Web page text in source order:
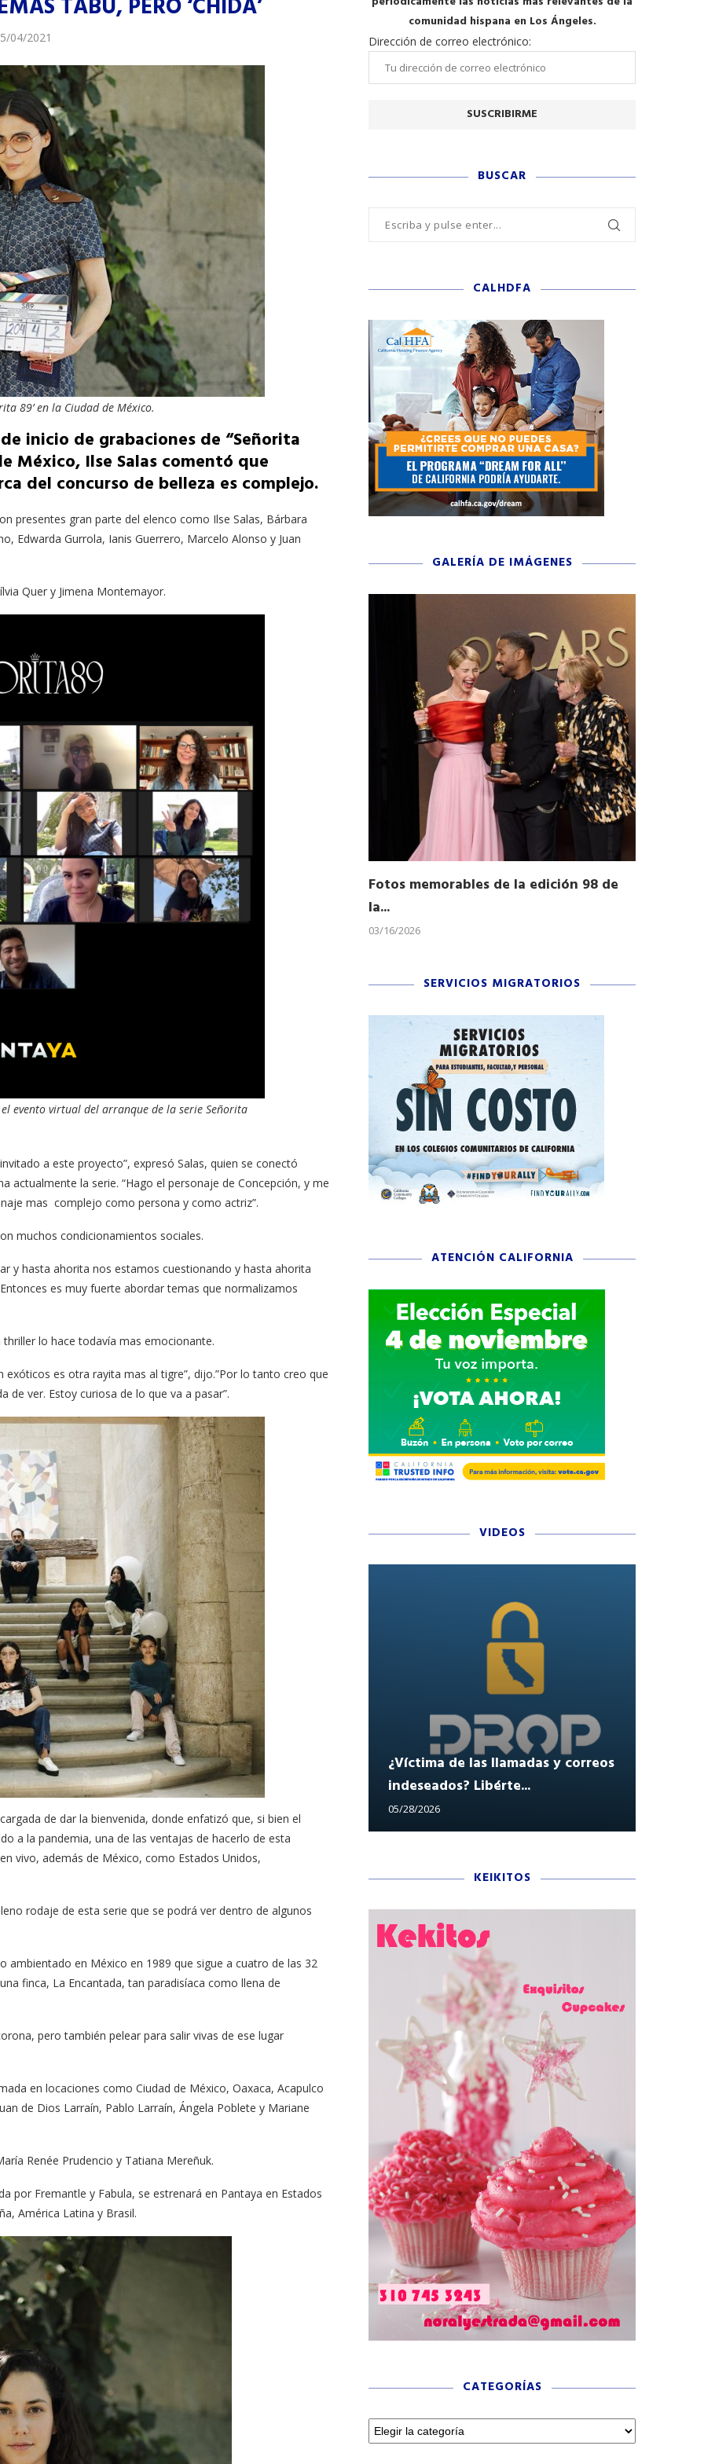
TABÚ, PERO ‘CHIDA’
04/2021
89’ en la Ciudad de México.
inicio de grabaciones de “Señorita
México, Ilse Salas comentó que
del concurso de belleza es complejo.
presentes gran parte del elenco como Ilse Salas, Bárbara
Edwarda Gurrola, Ianis Guerrero, Marcelo Alonso y Juan
Quer y Jimena Montemayor.
evento virtual del arranque de la serie Señorita
a este proyecto”, expresó Salas, quien se conectó
actualmente la serie. “Hago el personaje de Concepción, y me
mas complejo como persona y como actriz”.
muchos condicionamientos sociales.
y hasta ahorita nos estamos cuestionando y hasta ahorita
es muy fuerte abordar temas que normalizamos
lo hace todavía mas emocionante.
es otra rayita mas al tigre”, dijo.”Por lo tanto creo que
ver. Estoy curiosa de lo que va a pasar”.
de dar la bienvenida, donde enfatizó que, si bien el
a la pandemia, una de las ventajas de hacerlo de esta
vivo, además de México, como Estados Unidos,
rodaje de esta serie que se podrá ver dentro de algunos
ambientado en México en 1989 que sigue a cuatro de las 32
finca, La Encantada, tan paradisíaca como llena de
pero también pelear para salir vivas de ese lugar
en locaciones como Ciudad de México, Oaxaca, Acapulco
de Dios Larraín, Pablo Larraín, Ángela Poblete y Mariane
Renée Prudencio y Tatiana Mereñuk​.
por Fremantle y Fabula, se estrenará en Pantaya en Estados
América Latina y Brasil.
comunidad hispana en Los Ángeles.
Dirección de correo electrónico:
BUSCAR
CALHDFA
GALERÍA DE IMÁGENES
recorren Cuchicheos del Latin Grammy 2024
11/20/2024
Fotos memorables de la edición 98 de
la...
03/16/2026
SERVICIOS MIGRATORIOS
ATENCIÓN CALIFORNIA
VIDEOS
of the
Tu voz importa ¡Sal a votar!
¿Víctima de las llamadas y correos
indeseados? Libérte...
05/28/2026
KEIKITOS
CATEGORÍAS